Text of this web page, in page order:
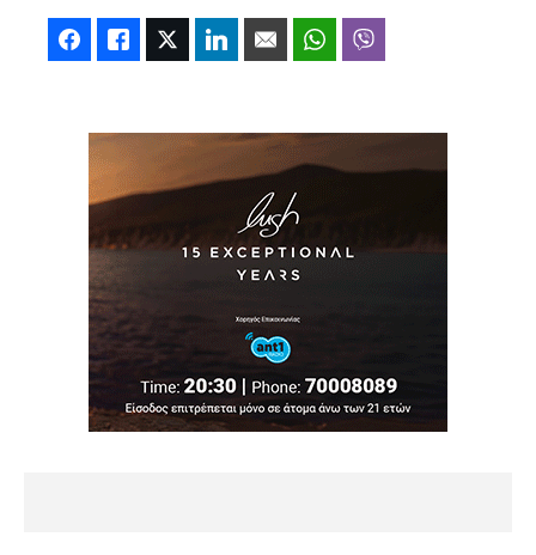
FacebookLike Twitter LinkedIn Email WhatsApp